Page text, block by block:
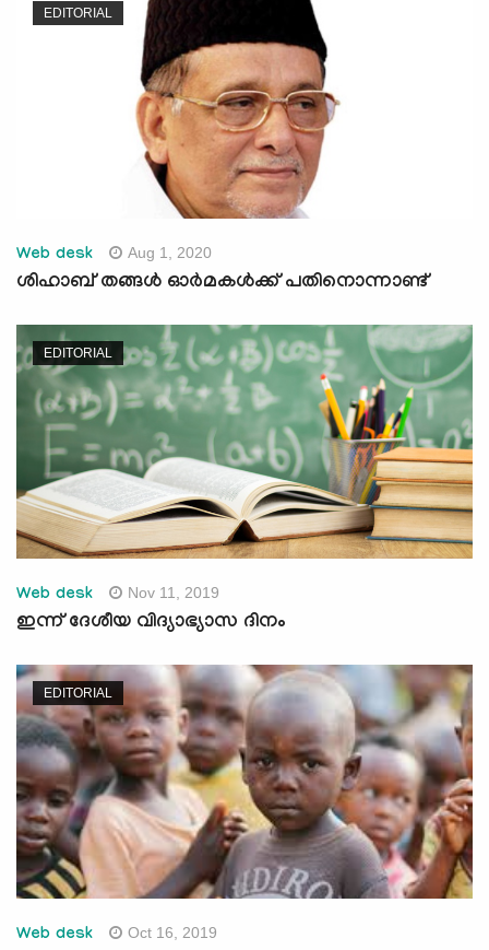
EDITORIAL
Web desk Aug 1, 2020
ശിഹാബ് തങ്ങള്‍ ഓര്‍മകള്‍ക്ക് പതിനൊന്നാണ്ട്
EDITORIAL
Web desk Nov 11, 2019
ഇന്ന് ദേശീയ വിദ്യാഭ്യാസ ദിനം
EDITORIAL
Web desk Oct 16, 2019